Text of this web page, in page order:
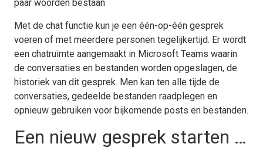
paar woorden bestaan
Met de chat functie kun je een één-op-één gesprek
voeren of met meerdere personen tegelijkertijd. Er wordt
een chatruimte aangemaakt in Microsoft Teams waarin
de conversaties en bestanden worden opgeslagen, de
historiek van dit gesprek. Men kan ten alle tijde de
conversaties, gedeelde bestanden raadplegen en
opnieuw gebruiken voor bijkomende posts en bestanden.
Een nieuw gesprek starten …